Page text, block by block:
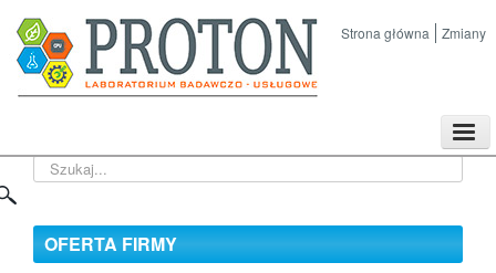
Strona główna Zmiany
Kontakt
Szukaj...
OFERTA FIRMY